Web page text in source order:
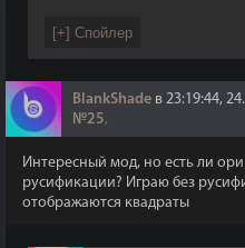
BlankShade в 23:19:44,
№25,
Интересный мод, но есть ли
русификации? Играю без
отображаются квадраты